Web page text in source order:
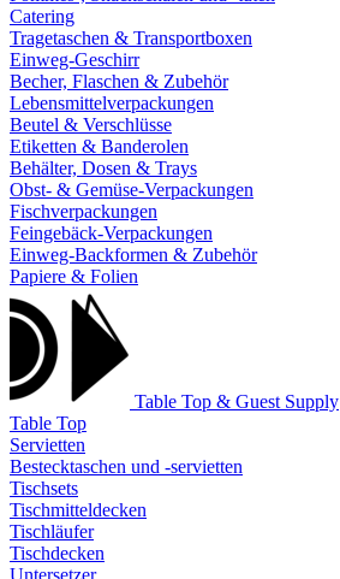
Catering
Tragetaschen & Transportboxen
Einweg-Geschirr
Becher, Flaschen & Zubehör
Lebensmittelverpackungen
Beutel & Verschlüsse
Etiketten & Banderolen
Behälter, Dosen & Trays
Obst- & Gemüse-Verpackungen
Fischverpackungen
Feingebäck-Verpackungen
Einweg-Backformen & Zubehör
Papiere & Folien
Table Top & Guest Supply
Table Top
Servietten
Bestecktaschen und -servietten
Tischsets
Tischmitteldecken
Tischläufer
Tischdecken